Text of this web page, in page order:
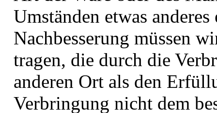
Umständen etwas
Nachbesserung müssen
tragen, die durch die
anderen Ort als den
Verbringung nicht dem